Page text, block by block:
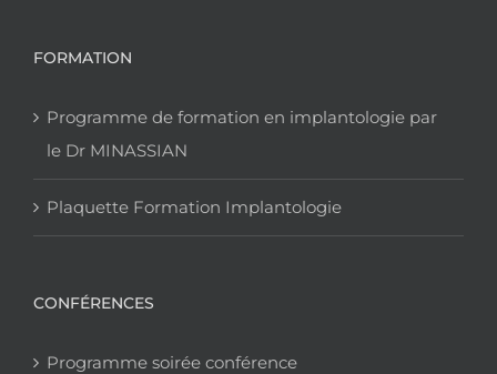
FORMATION
Programme de formation en implantologie par
le Dr MINASSIAN
Plaquette Formation Implantologie
CONFÉRENCES
Programme soirée conférence